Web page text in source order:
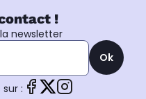
!
newsletter
Ok
: